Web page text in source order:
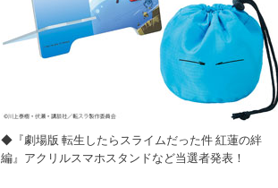
◆『劇場版 転生したらスライムだった件 紅蓮の絆
編』アクリルスマホスタンドなど当選者発表！